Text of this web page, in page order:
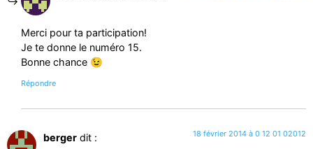
Merci pour ta participation!
Je te donne le numéro 15.
Bonne chance 😉
Répondre
berger dit : 18 février 2014 à 0 12 01 02012